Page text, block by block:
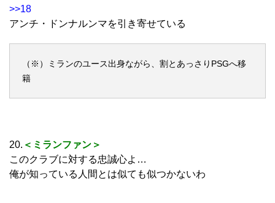
>>18
アンチ・ドンナルンマを引き寄せている
（※）ミランのユース出身ながら、割とあっさりPSGへ移
籍
20. ＜ミランファン＞
このクラブに対する忠誠心よ…
俺が知っている人間とは似ても似つかないわ